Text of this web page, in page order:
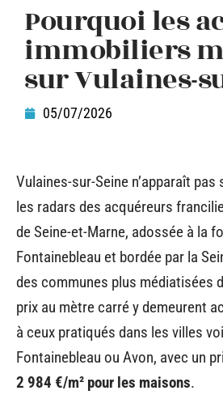
Pourquoi les
immobiliers
sur Vulaines-
05/07/2026
Vulaines-sur-Seine n’apparaît
les radars des acquéreurs
de Seine-et-Marne, adossée à la
Fontainebleau et bordée par la
des communes plus médiatisées
prix au mètre carré y demeurent
à ceux pratiqués dans les villes
Fontainebleau ou Avon, avec un
2 984 €/m² pour les maisons.